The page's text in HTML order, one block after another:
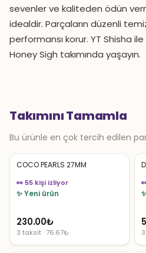
sevenler ve kaliteden ödün
idealdir. Parçaların düzenli
performansı korur. YT Shisha
Honey Sigh takımında yaşayın.
Takımını Tamamla
Bu ürünle en çok tercih edilen
COCO PEARLS 27MM
👀 55 kişi izliyor
✨ Yeni ürün
230.00₺
3 taksit · 76.67₺